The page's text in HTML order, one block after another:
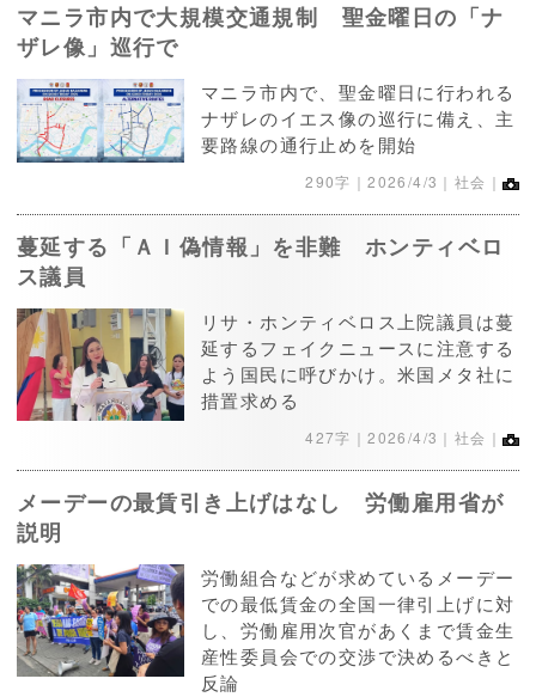
マニラ市内で大規模交通規制 聖金曜日の「ナ
ザレ像」巡行で
マニラ市内で、聖金曜日に行われる
ナザレのイエス像の巡行に備え、主
要路線の通行止めを開始
290字｜2026/4/3 ｜社会｜
蔓延する「ＡＩ偽情報」を非難 ホンティベロ
ス議員
リサ・ホンティベロス上院議員は蔓
延するフェイクニュースに注意する
よう国民に呼びかけ。米国メタ社に
措置求める
427字｜2026/4/3 ｜社会｜
メーデーの最賃引き上げはなし 労働雇用省が
説明
労働組合などが求めているメーデー
での最低賃金の全国一律引上げに対
し、労働雇用次官があくまで賃金生
産性委員会での交渉で決めるべきと
反論